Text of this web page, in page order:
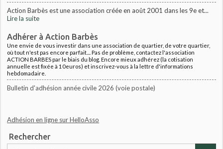
Action Barbès est une association créée en août 2001 dans les 9e et...
Lire la suite
Adhérer à Action Barbès
Une envie de vous investir dans une association de quartier, de votre quartier,
où tout n'est pas encore parfait.... Pas de problème, contactez l'association
ACTION BARBES par le biais du blog. Encore mieux adhérez (la cotisation
annuelle est fixée à 10euros) et inscrivez-vous à la lettre d'informations
hebdomadaire.
Bulletin d'adhésion année civile 2026 (voie postale)
Adhésion en ligne sur HelloAsso
Rechercher